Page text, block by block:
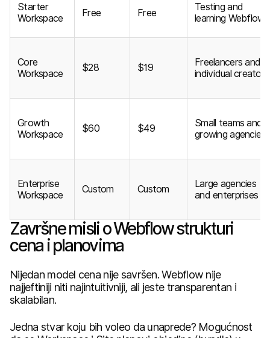
Starter
Workspace
Free Free
Testing and
learning Webflow
Core
Workspace
$28 $19
Freelancers and
individual creators
Growth
Workspace
$60 $49
Small teams and
growing agencies
Enterprise
Workspace
Custom Custom
Large agencies
and enterprises
Završne misli o Webflow strukturi
cena i planovima
Nijedan model cena nije savršen. Webflow nije
najjeftiniji niti najintuitivniji, ali jeste transparentan i
skalabilan.
Jedna stvar koju bih voleo da unaprede? Mogućnost